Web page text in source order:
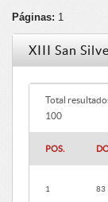
Páginas: 1
XIII San
Total
100
POS.
1 83